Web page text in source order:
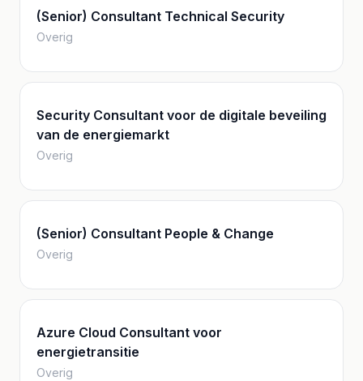
(Senior) Consultant Technical Security
Overig
Security Consultant voor de digitale beveiling
van de energiemarkt
Overig
(Senior) Consultant People & Change
Overig
Azure Cloud Consultant voor
energietransitie
Overig